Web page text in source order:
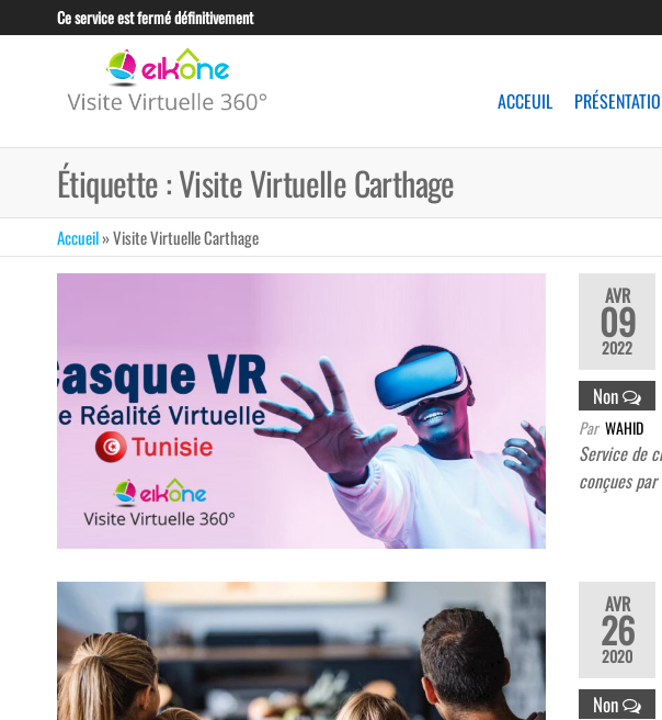
to
Ce service est fermé définitivement
VIRTUELLE
360°
PROFESSIONNELS
ACCEUIL
Étiquette :Visite Virtuelle Carthage
Accueil»Visite Virtuelle Carthage
AVR
09
2022
Non
Par WAHID
Service de
conçues
AVR
26
2020
Non